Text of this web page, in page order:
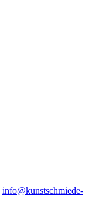
info@kunstschmiede-